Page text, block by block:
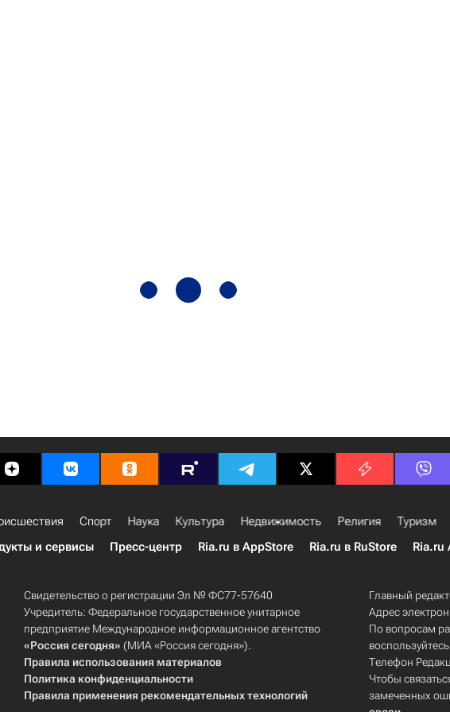
Спорт Наука Культура Недвижимость Религия Туризм
и сервисы Пресс-центр Ria.ru в AppStore Ria.ru в RuStore Ria.ru
Свидетельство о регистрации Эл № ФС77-57640
Учредитель: Федеральное государственное унитарное
предприятие Международное информационное агентство
«Россия сегодня» (МИА «Россия сегодня»).
Правила использования материалов
Политика конфиденциальности
Правила применения рекомендательных технологий
Главный
Адрес
По вопросам
Телефон
Чтобы
замеченных